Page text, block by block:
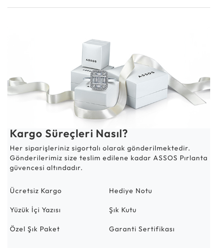
Kargo Süreçleri Nasıl?
Her siparişleriniz sigortalı olarak gönderilmektedir.
Gönderilerimiz size teslim edilene kadar ASSOS Pırlanta
güvencesi altındadır.
Ücretsiz Kargo Hediye Notu
Yüzük İçi Yazısı Şık Kutu
Özel Şık Paket Garanti Sertifikası